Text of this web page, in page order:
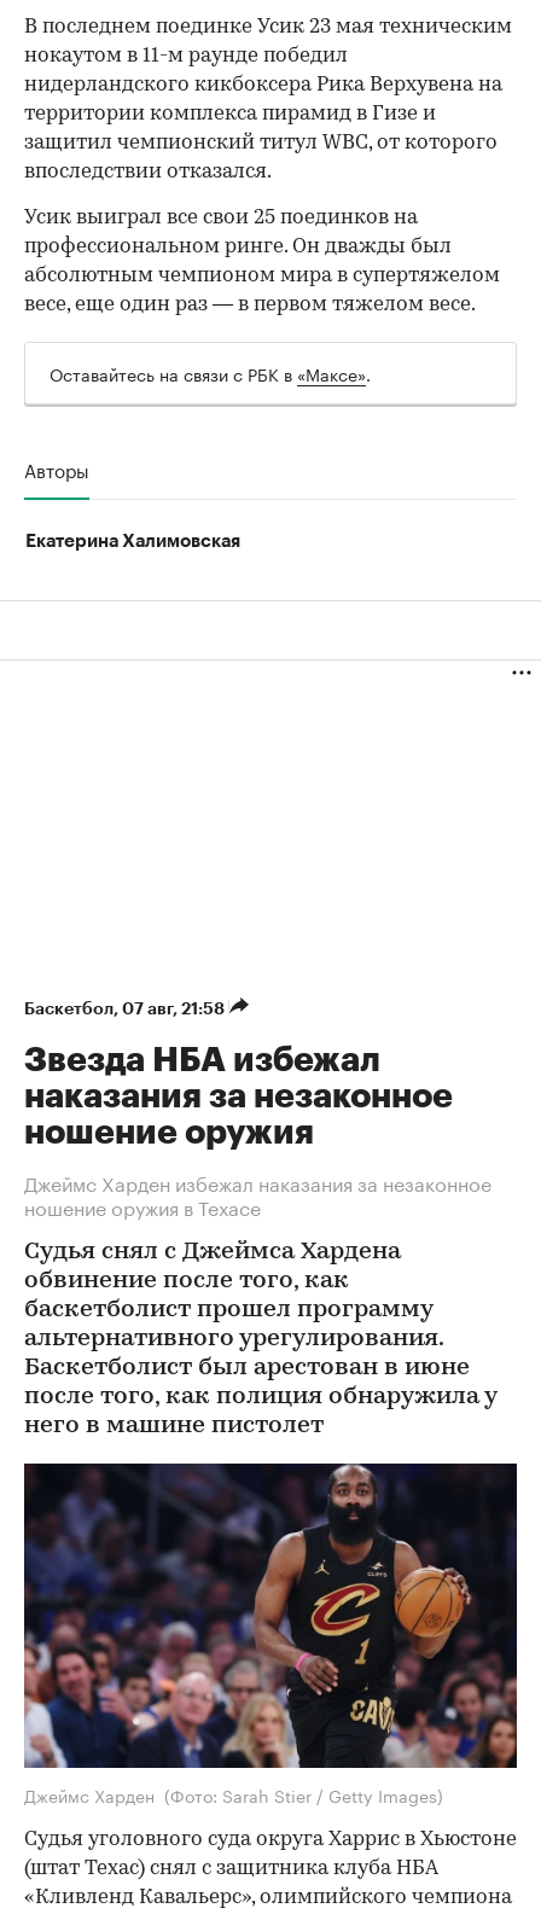
В последнем поединке Усик 23 мая техническим
нокаутом в 11-м раунде победил
нидерландского кикбоксера Рика Верхувена на
территории комплекса пирамид в Гизе и
защитил чемпионский титул WBC, от которого
впоследствии отказался.
Усик выиграл все свои 25 поединков на
профессиональном ринге. Он дважды был
абсолютным чемпионом мира в супертяжелом
весе, еще один раз — в первом тяжелом весе.
Оставайтесь на связи с РБК в «Максе».
Авторы
Екатерина Халимовская
Баскетбол 07 авг, 21:58
Звезда НБА избежал
наказания за незаконное
ношение оружия
Джеймс Харден избежал наказания за незаконное
ношение оружия в Техасе
Судья снял с Джеймса Хардена
обвинение после того, как
баскетболист прошел программу
альтернативного урегулирования.
Баскетболист был арестован в июне
после того, как полиция обнаружила у
него в машине пистолет
Джеймс Харден (Фото: Sarah Stier / Getty Images)
Судья уголовного суда округа Харрис в Хьюстоне
(штат Техас) снял с защитника клуба НБА
«Кливленд Кавальерс», олимпийского чемпиона